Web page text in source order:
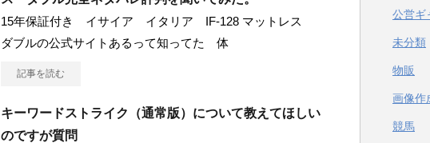
15年保証付き イサイア イタリア IF-128 マットレス
ダブルの公式サイトあるって知ってた 体
記事を読む
キーワードストライク（通常版）について教えてほしい
のですが質問
公営ギ
未分類
物販
画像作
競馬